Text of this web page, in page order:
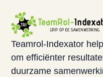
Teamrol-Indexator
om efficiënter
duurzame